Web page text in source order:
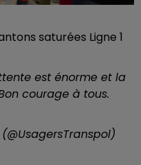
saturées Ligne 1
est énorme et la
courage à tous.